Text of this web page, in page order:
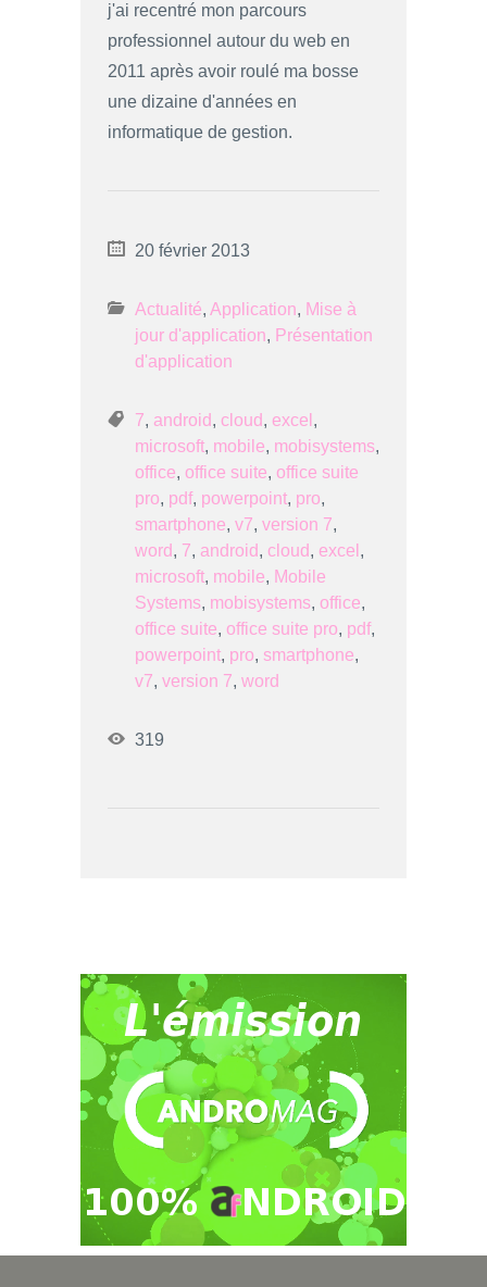
j'ai recentré mon parcours
professionnel autour du web en
2011 après avoir roulé ma bosse
une dizaine d'années en
informatique de gestion.
20 février 2013
Actualité, Application, Mise à
jour d'application, Présentation
d'application
7, android, cloud, excel ,
microsoft, mobile, mobisystems,
office, office suite, office suite
pro, pdf, powerpoint, pro,
smartphone, v7, version 7,
word, 7, android, cloud, excel ,
microsoft, mobile, Mobile
Systems, mobisystems, office,
office suite, office suite pro, pdf,
powerpoint, pro, smartphone,
v7, version 7, word
319